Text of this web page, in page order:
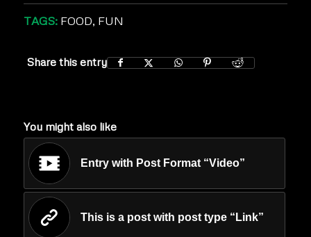
TAGS: FOOD, FUN
Share this entry
You might also like
Entry with Post Format “Video”
This is a post with post type “Link”